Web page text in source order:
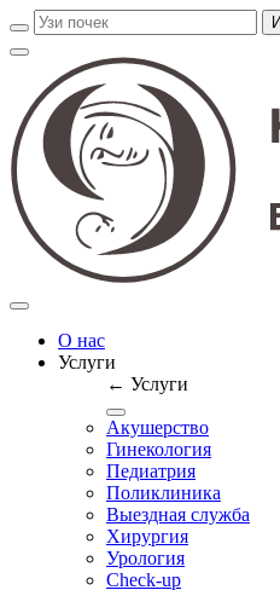
О нас
Услуги
← Услуги
Акушерство
Гинекология
Педиатрия
Поликлиника
Выездная служба
Хирургия
Урология
Check-up